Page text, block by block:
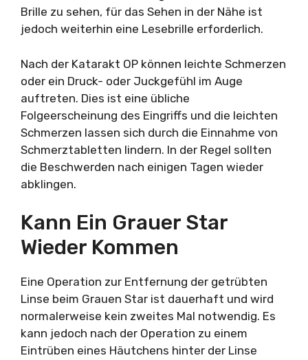
Brille zu sehen, für das Sehen in der Nähe ist
jedoch weiterhin eine Lesebrille erforderlich.
Nach der Katarakt OP können leichte Schmerzen
oder ein Druck- oder Juckgefühl im Auge
auftreten. Dies ist eine übliche
Folgeerscheinung des Eingriffs und die leichten
Schmerzen lassen sich durch die Einnahme von
Schmerztabletten lindern. In der Regel sollten
die Beschwerden nach einigen Tagen wieder
abklingen.
Kann Ein Grauer Star
Wieder Kommen
Eine Operation zur Entfernung der getrübten
Linse beim Grauen Star ist dauerhaft und wird
normalerweise kein zweites Mal notwendig. Es
kann jedoch nach der Operation zu einem
Eintrüben eines Häutchens hinter der Linse